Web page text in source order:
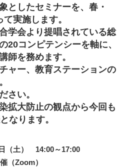
としたセミナーを、春・
実施します。
学会より提唱されている総
20コンピテンシーを軸に、
師を務めます。
ャー、教育ステーションの
さい。
拡大防止の観点から今回も
なります。
土） 14:00～17:00
Zoom）